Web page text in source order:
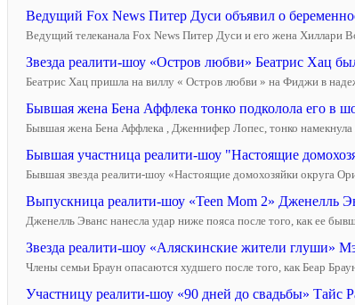
Ведущий Fox News Питер Дуси объявил о
Ведущий телеканала Fox News Питер Дуси и его жена Хиллари
Звезда реалити-шоу «Остров любви» Беатрис Хац
Беатрис Хац пришла на виллу « Остров любви » на Фиджи в
Бывшая жена Бена Аффлека тонко подколола его в
Бывшая жена Бена Аффлека , Дженнифер Лопес, тонко
Бывшая участница реалити-шоу "Настоящие
Бывшая звезда реалити-шоу «Настоящие домохозяйки округа
Выпускница реалити-шоу «Teen Mom 2» Дженелль
Дженелль Эванс нанесла удар ниже пояса после того, как ее
Звезда реалити-шоу «Аляскинские жители глуши»
Члены семьи Браун опасаются худшего после того, как Беар
Участницу реалити-шоу «90 дней до свадьбы» Тайс